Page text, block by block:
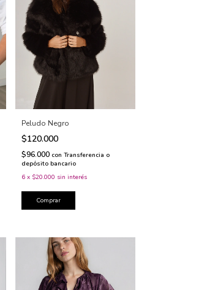
Peludo Negro
$120.000
$96.000 con Transferencia o
depósito bancario
6 x $20.000 sin interés
Comprar